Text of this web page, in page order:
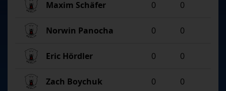
Maxim Schäfer 0 0
Norwin Panocha 0 0
Eric Hördler 0 0
Zach Boychuk 0 0